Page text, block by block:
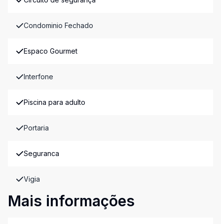
Condominio Fechado
Espaco Gourmet
Interfone
Piscina para adulto
Portaria
Seguranca
Vigia
Mais informações